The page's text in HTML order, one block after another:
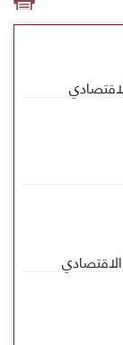
الاقتصادي